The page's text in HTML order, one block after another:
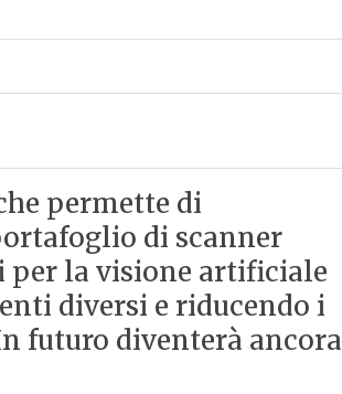
permette di
di scanner
la visione artificiale
diversi e riducendo i
futuro diventerà ancora